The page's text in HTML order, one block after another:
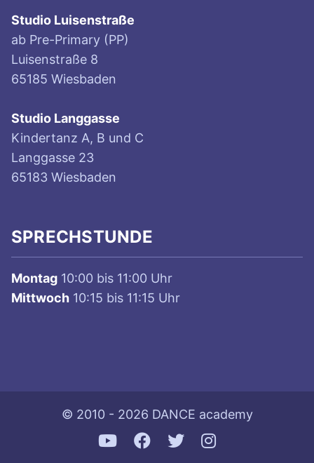
Studio Luisenstraße
ab Pre-Primary (PP)
Luisenstraße 8
65185 Wiesbaden
Studio Langgasse
Kindertanz A, B und C
Langgasse 23
65183 Wiesbaden
SPRECHSTUNDE
Montag 10:00 bis 11:00 Uhr
Mittwoch 10:15 bis 11:15 Uhr
© 2010 - 2026 DANCE academy